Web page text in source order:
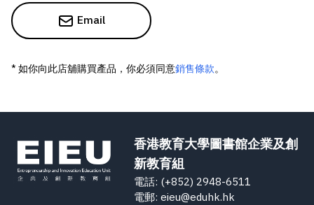
Email
* 如你向此店舖購買產品，你必須同意銷售條款。
香港教育大學圖書館企業及創
新教育組
電話: (+852) 2948-6511
電郵: eieu@eduhk.hk